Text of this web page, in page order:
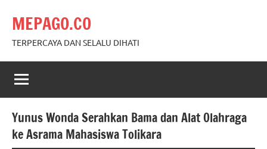
content
MEPAGO.CO
TERPERCAYA DAN SELALU DIHATI
Yunus Wonda Serahkan Bama dan Alat Olahraga
ke Asrama Mahasiswa Tolikara